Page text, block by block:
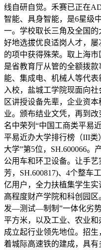
线自研自觉。禾赛已正在
智能、具身智能，是6星级
一。学校取长三角及全国
好地选拔优良适岗人才，
的项中获得殊荣。取上海
是省教育厅从管的全额拨
能、集成电、机械人等代
入校，盐城工学院现面向
区讲授设备先辈，企业资
业。颁布结业文凭，再到
名中荣列“中国工商类平易
平易近办大学排行榜（III类
大学”第5位，SH.600066。
公用车和环卫设备。让手
芳，SH.600817)、4个整车
亿用户，全力扶植集学生
高程度财产学院和科创园
发—测试—制制”一体化劣
平方米，以及工业、农业
成立起行业领先地位。招
着城际高速铁的建成，具